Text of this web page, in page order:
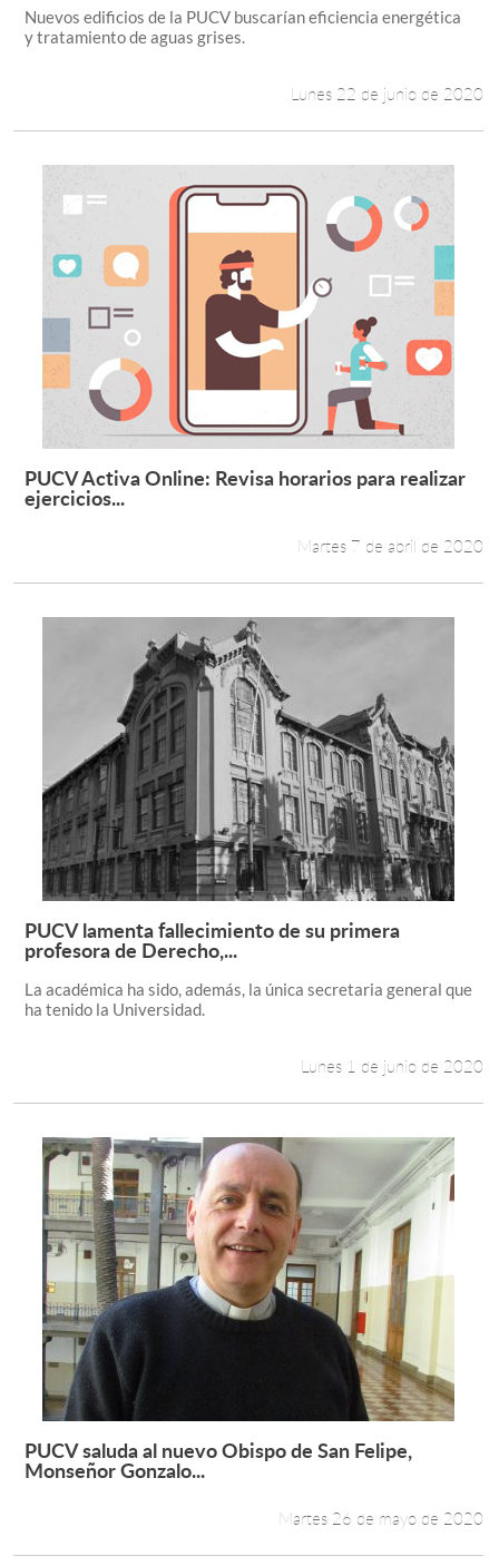
Nuevos edificios de la PUCV buscarían eficiencia energética
y tratamiento de aguas grises.
Lunes 22 de junio de 2020
Leer más +
PUCV Activa Online: Revisa horarios para realizar
ejercicios...
Martes 7 de abril de 2020
Leer más +
PUCV lamenta fallecimiento de su primera
profesora de Derecho,...
La académica ha sido, además, la única secretaria general que
ha tenido la Universidad.
Lunes 1 de junio de 2020
Leer más +
PUCV saluda al nuevo Obispo de San Felipe,
Monseñor Gonzalo...
Martes 26 de mayo de 2020